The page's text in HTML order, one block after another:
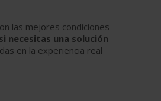
las mejores condiciones
necesitas una solución
en la experiencia real